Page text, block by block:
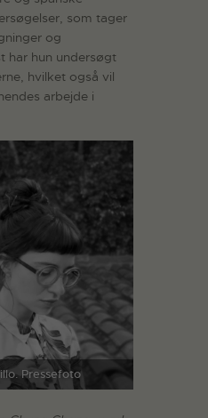
som tager
og
har hun undersøgt
hvilket også vil
arbejde i
Pressefoto